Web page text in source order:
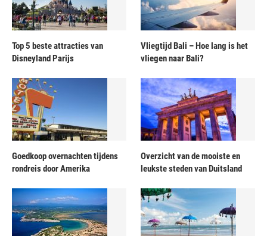
Top 5 beste attracties van
Disneyland Parijs
Vliegtijd Bali – Hoe lang is het
vliegen naar Bali?
Goedkoop overnachten tijdens
rondreis door Amerika
Overzicht van de mooiste en
leukste steden van Duitsland